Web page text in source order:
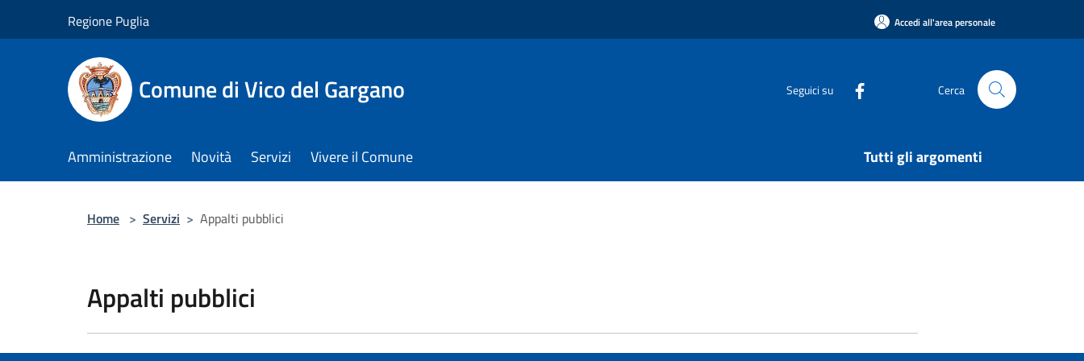
Regione Puglia Accedi all'area personale
Comune di Vico del Gargano Seguici su Cerca
Amministrazione Novità Servizi Vivere il Comune Tutti gli argomenti
Home > Servizi > Appalti pubblici
Appalti pubblici